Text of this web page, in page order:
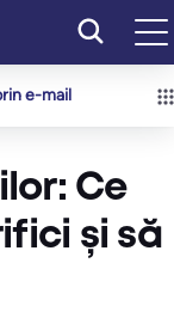
e-mail
Ce
și să